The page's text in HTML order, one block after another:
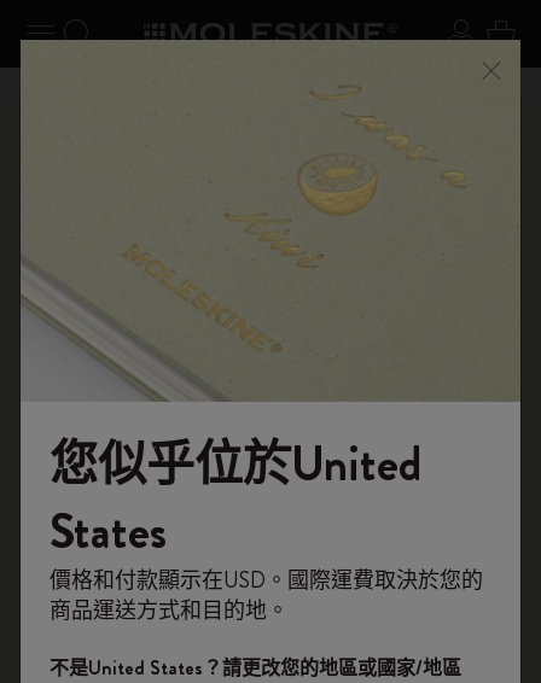
切換導航 登入
搜尋網站 購
購物滿 港幣 399元 即享免費送貨服務 關閉
單
即刻登記，首次落單用優惠碼
WELCOME10，即享 9折 兼 免運費。
開番個 Moleskine 帳戶，拎盡獨家優惠、會
員福利，同埋更多靈感啟發。
您似乎位於United
States
價格和付款顯示在USD。國際運費取決於您的
商品運送方式和目的地。
不是United States？請更改您的地區或國家/地區